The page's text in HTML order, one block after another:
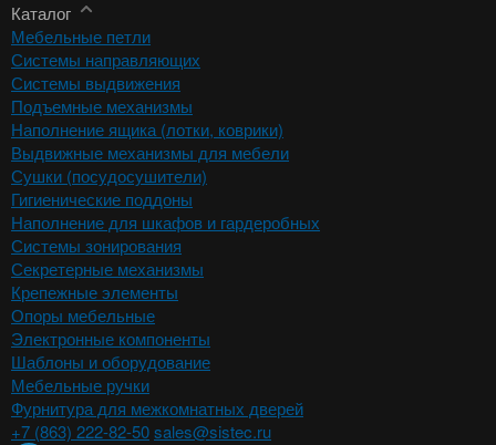
Каталог
Мебельные петли
Системы направляющих
Системы выдвижения
Подъемные механизмы
Наполнение ящика (лотки, коврики)
Выдвижные механизмы для мебели
Сушки (посудосушители)
Гигиенические поддоны
Наполнение для шкафов и гардеробных
Системы зонирования
Секретерные механизмы
Крепежные элементы
Опоры мебельные
Электронные компоненты
Шаблоны и оборудование
Мебельные ручки
Фурнитура для межкомнатных дверей
+7 (863) 222-82-50sales@sistec.ru